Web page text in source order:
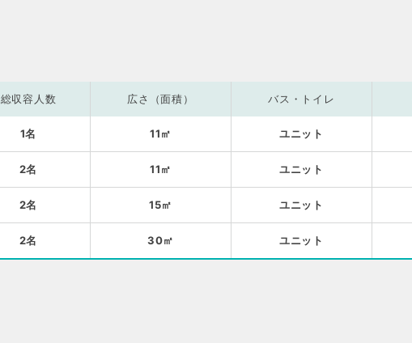
総収容人数 広さ（面積） バス・トイレ
1名 11㎡ ユニット
2名 11㎡ ユニット
2名 15㎡ ユニット
2名 30㎡ ユニット